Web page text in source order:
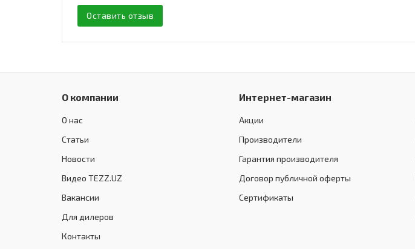
Оставить отзыв
О компании
О нас
Статьи
Новости
Видео TEZZ.UZ
Вакансии
Для дилеров
Контакты
Интернет-магазин
Акции
Производители
Гарантия производителя
Договор публичной оферты
Сертификаты